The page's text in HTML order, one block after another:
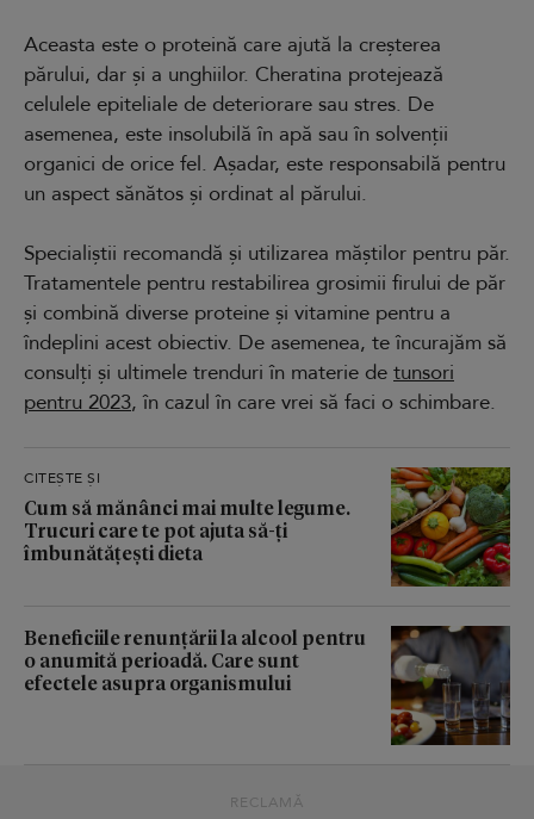
Aceasta este o proteină care ajută la creșterea
părului, dar și a unghiilor. Cheratina protejează
celulele epiteliale de deteriorare sau stres. De
asemenea, este insolubilă în apă sau în solvenții
organici de orice fel. Așadar, este responsabilă pentru
un aspect sănătos și ordinat al părului.
Specialiștii recomandă și utilizarea măștilor pentru păr.
Tratamentele pentru restabilirea grosimii firului de păr
și combină diverse proteine și vitamine pentru a
îndeplini acest obiectiv. De asemenea, te încurajăm să
consulți și ultimele trenduri în materie de tunsori
pentru 2023, în cazul în care vrei să faci o schimbare.
CITEȘTE ȘI
Cum să mănânci mai multe legume.
Trucuri care te pot ajuta să-ți
îmbunătățești dieta
Beneficiile renunțării la alcool pentru
o anumită perioadă. Care sunt
efectele asupra organismului
RECLAMĂ